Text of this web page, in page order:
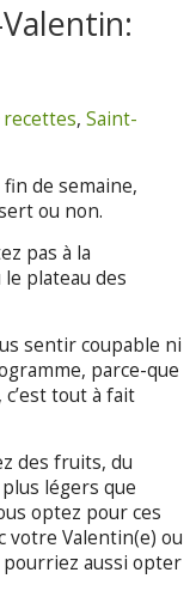
recettes, Saint-
de semaine,
ou non.
pas à la
plateau des
sentir coupable ni
parce-que
tout à fait
des fruits, du
légers que
optez pour ces
votre Valentin(e) ou
aussi opter